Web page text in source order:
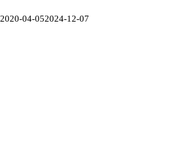
2020-04-052024-12-07